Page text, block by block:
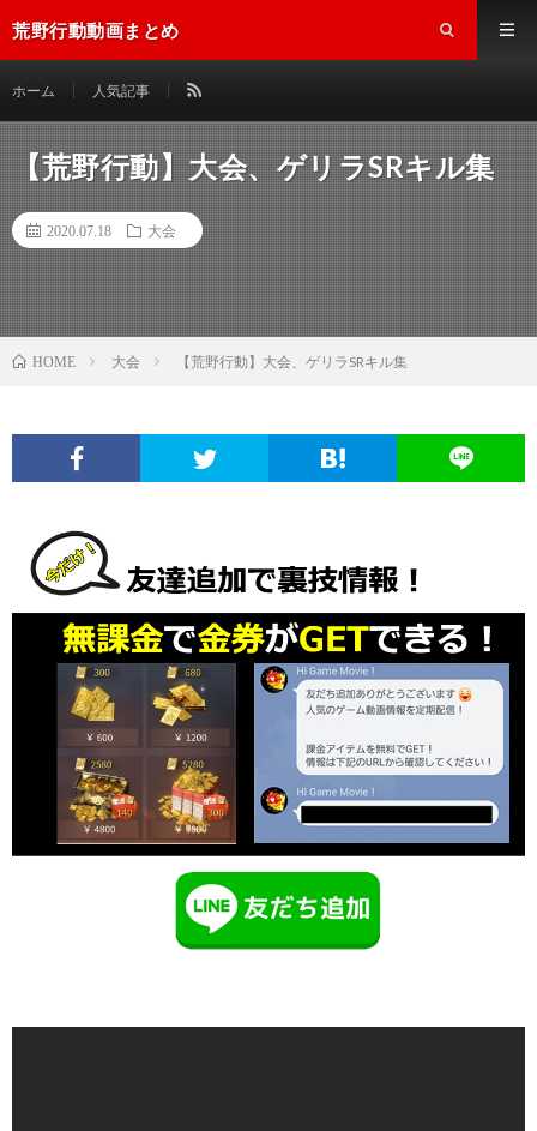
荒野行動動画まとめ
ホーム 人気記事
【荒野行動】大会、ゲリラSRキル集
2020.07.18 大会
HOME 大会 【荒野行動】大会、ゲリラSRキル集